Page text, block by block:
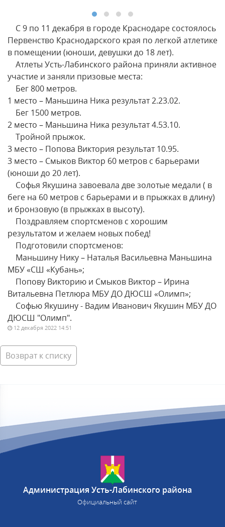
С 9 по 11 декабря в городе Краснодаре состоялось
Первенство Краснодарского края по легкой атлетике
в помещении (юноши, девушки до 18 лет).
Атлеты Усть-Лабинского района приняли активное
участие и заняли призовые места:
Бег 800 метров.
1 место – Маньшина Ника результат 2.23.02.
Бег 1500 метров.
2 место – Маньшина Ника результат 4.53.10.
Тройной прыжок.
3 место – Попова Виктория результат 10.95.
3 место – Смыков Виктор 60 метров с барьерами
(юноши до 20 лет).
Софья Якушина завоевала две золотые медали ( в
беге на 60 метров с барьерами и в прыжках в длину)
и бронзовую (в прыжках в высоту).
Поздравляем спортсменов с хорошим
результатом и желаем новых побед!
Подготовили спортсменов:
Маньшину Нику – Наталья Васильевна Маньшина
МБУ «СШ «Кубань»;
Попову Викторию и Смыков Виктор – Ирина
Витальевна Петлюра МБУ ДО ДЮСШ «Олимп»;
Софью Якушину - Вадим Иванович Якушин МБУ ДО
ДЮСШ "Олимп".
12 декабря 2022 14:51
Возврат к списку
Администрация Усть-Лабинского района
Официальный сайт